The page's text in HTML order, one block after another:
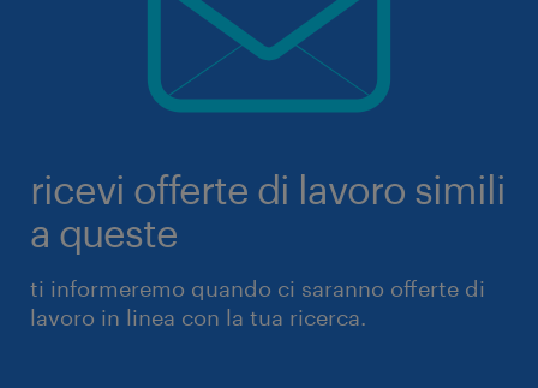
ricevi offerte di lavoro simili
a queste
ti informeremo quando ci saranno offerte di
lavoro in linea con la tua ricerca.